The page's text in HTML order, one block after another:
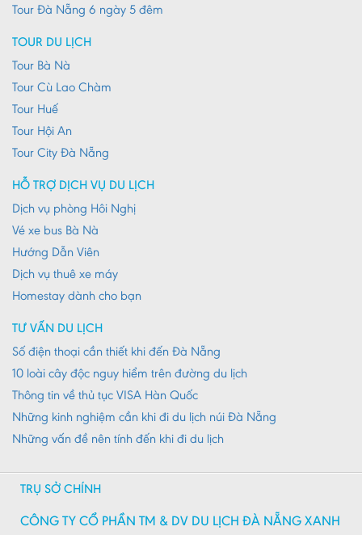
Tour Đà Nẵng 6 ngày 5 đêm
TOUR DU LỊCH
Tour Bà Nà
Tour Cù Lao Chàm
Tour Huế
Tour Hội An
Tour City Đà Nẵng
HỖ TRỢ DỊCH VỤ DU LỊCH
Dịch vụ phòng Hôi Nghị
Vé xe bus Bà Nà
Hướng Dẫn Viên
Dịch vụ thuê xe máy
Homestay dành cho bạn
TƯ VẤN DU LỊCH
Số điện thoại cần thiết khi đến Đà Nẵng
10 loài cây độc nguy hiểm trên đường du lịch
Thông tin về thủ tục VISA Hàn Quốc
Những kinh nghiệm cần khi đi du lịch núi Đà Nẵng
Những vấn đề nên tính đến khi đi du lịch
TRỤ SỞ CHÍNH
CÔNG TY CỔ PHẦN TM & DV DU LỊCH ĐÀ NẴNG XANH